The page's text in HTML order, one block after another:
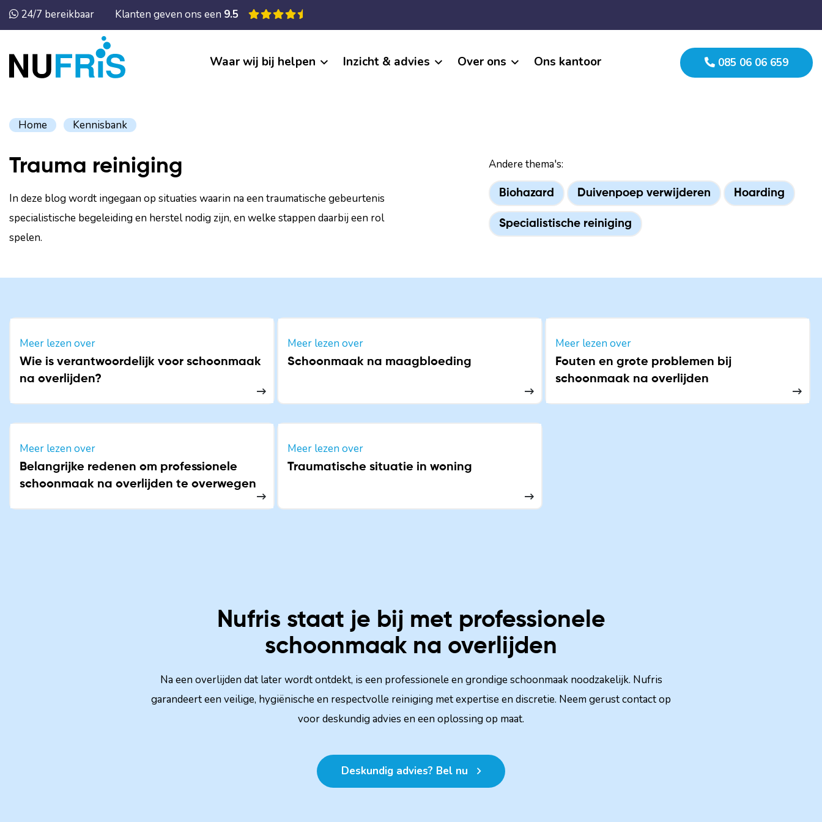
24/7 bereikbaar Klanten geven ons een 9.5
Waar wij bij helpen Inzicht & advies Over ons Ons kantoor 085 06 06 659
Home Kennisbank
Trauma reiniging
In deze blog wordt ingegaan op situaties waarin na een traumatische gebeurtenis
specialistische begeleiding en herstel nodig zijn, en welke stappen daarbij een rol
spelen.
Andere thema's:
Biohazard Duivenpoep verwijderen Hoarding
Specialistische reiniging
Meer lezen over
Wie is verantwoordelijk voor schoonmaak
na overlijden?
Meer lezen over
Schoonmaak na maagbloeding
Meer lezen over
Fouten en grote problemen bij
schoonmaak na overlijden
Meer lezen over
Belangrijke redenen om professionele
schoonmaak na overlijden te overwegen
Meer lezen over
Traumatische situatie in woning
Nufris staat je bij met professionele
schoonmaak na overlijden
Na een overlijden dat later wordt ontdekt, is een professionele en grondige schoonmaak noodzakelijk. Nufris
garandeert een veilige, hygiënische en respectvolle reiniging met expertise en discretie. Neem gerust contact op
voor deskundig advies en een oplossing op maat.
Deskundig advies? Bel nu